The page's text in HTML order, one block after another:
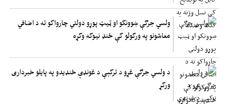
ولسي جرګې ښوونکو او ټیټ پوړو دولتي چارواکو ته د اضافي
معاشونو په ورکولو کې ځنډ نیوکه وکړه
د ولسي جرګې غړو د ترکېې د غونډې ځنډیدو په پایلو خبرداری
ورکړ